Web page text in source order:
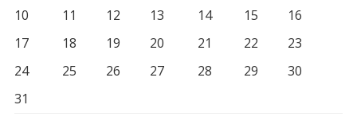
10
11 12 13 14 15
16
17
18 19 20 21 22
23
24
25 26 27 28 29
30
31